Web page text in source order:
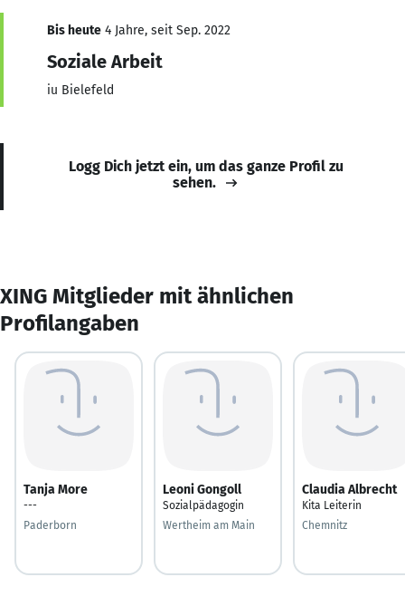
Bis heute 4 Jahre, seit Sep. 2022
Soziale Arbeit
iu Bielefeld
Logg Dich jetzt ein, um das ganze Profil zu
sehen.
XING Mitglieder mit ähnlichen
Profilangaben
Tanja More
---
Paderborn
Leoni Gongoll
Sozialpädagogin
Wertheim am Main
Claudia Albrecht
Kita Leiterin
Chemnitz